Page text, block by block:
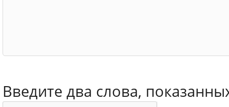
Введите два слова,